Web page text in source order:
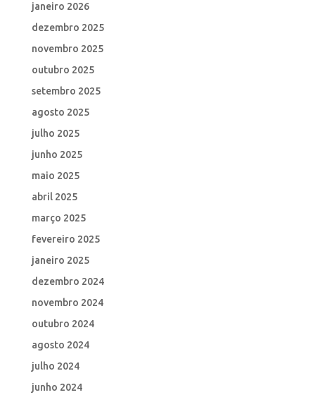
janeiro 2026
dezembro 2025
novembro 2025
outubro 2025
setembro 2025
agosto 2025
julho 2025
junho 2025
maio 2025
abril 2025
março 2025
fevereiro 2025
janeiro 2025
dezembro 2024
novembro 2024
outubro 2024
agosto 2024
julho 2024
junho 2024